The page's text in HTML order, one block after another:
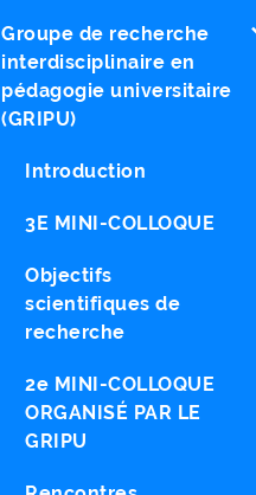
Groupe de recherche
interdisciplinaire en
pédagogie universitaire
(GRIPU)
Introduction
3E MINI-COLLOQUE
Objectifs
scientifiques de
recherche
2e MINI-COLLOQUE
ORGANISÉ PAR LE
GRIPU